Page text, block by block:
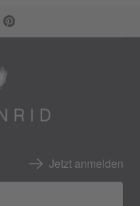
Jetzt anmelden